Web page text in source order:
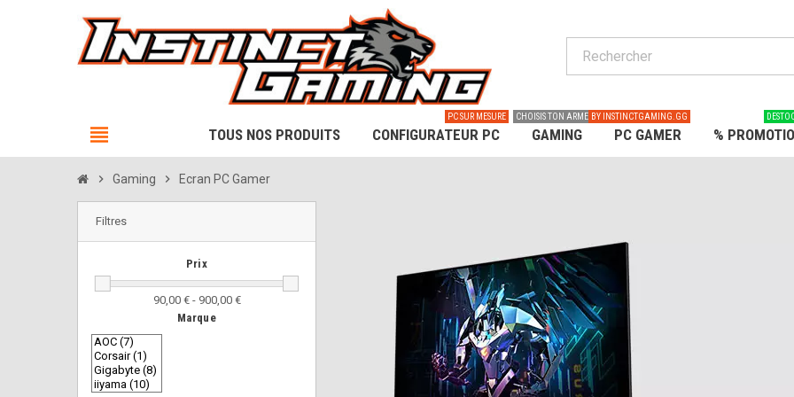
view_headline TOUS NOS PRODUITS CONFIGURATEUR PC
PC SUR MESURE
GAMING
CHOISIS TON ARME
PC GAMER
BY INSTINCTGAMING.GG
%
chevron_right Gaming chevron_right Ecran PC Gamer
Filtres
Prix
90,00 € - 900,00 €
Marque